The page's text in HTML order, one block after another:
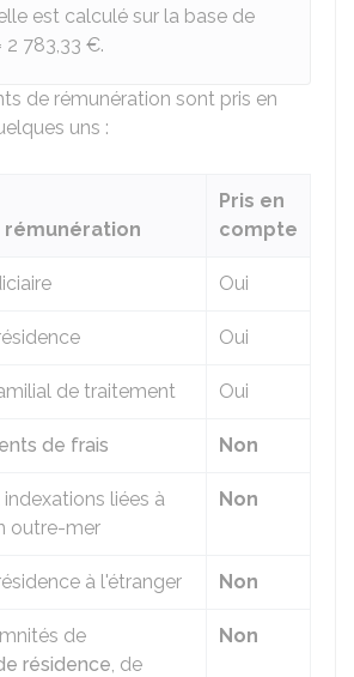
est calculé sur la base de
2 783,33 €.
de rémunération sont pris en
uns :
rémunération
Pris en
compte
Oui
Oui
de traitement Oui
de frais Non
liées à
outre-mer
Non
à l'étranger Non
de
résidence, de
Non